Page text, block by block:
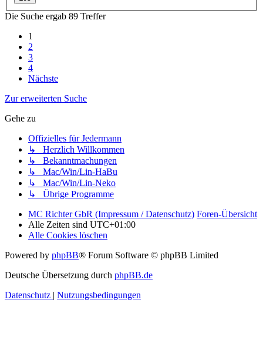
Die Suche ergab 89 Treffer
1
2
3
4
Nächste
Zur erweiterten Suche
Gehe zu
Offizielles für Jedermann
↳ Herzlich Willkommen
↳ Bekanntmachungen
↳ Mac/Win/Lin-HaBu
↳ Mac/Win/Lin-Neko
↳ Übrige Programme
MC Richter GbR (Impressum / Datenschutz) Foren-Übersicht
Alle Zeiten sind UTC+01:00
Alle Cookies löschen
Powered by phpBB® Forum Software © phpBB Limited
Deutsche Übersetzung durch phpBB.de
Datenschutz
Nutzungsbedingungen